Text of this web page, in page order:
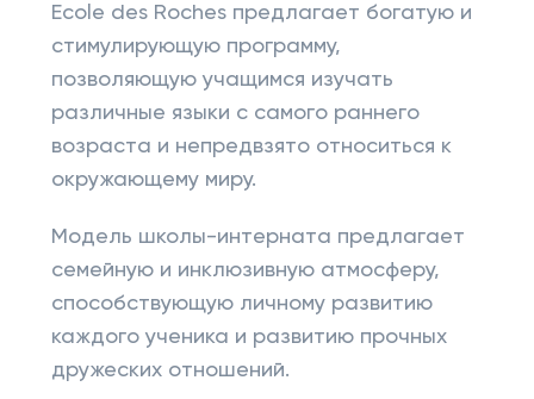
Ecole des Roches предлагает богатую и
стимулирующую программу,
позволяющую учащимся изучать
различные языки с самого раннего
возраста и непредвзято относиться к
окружающему миру.
Модель школы-интерната предлагает
семейную и инклюзивную атмосферу,
способствующую личному развитию
каждого ученика и развитию прочных
дружеских отношений.